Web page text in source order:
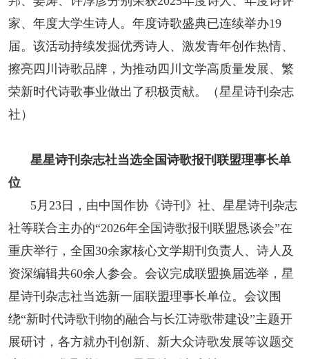
家、年度大学生诗人。年度诗歌盛典已连续举办19
届。该活动持续发掘优秀诗人、激发青年创作热情、
擦亮四川诗歌品牌，为推动四川文学高质量发展、繁
荣新时代诗歌事业做出了积极贡献。（星星诗刊杂志
社）
星星诗刊杂志社当选全国诗歌报刊联盟理事长单
位
5月23日，由中国作协《诗刊》社、星星诗刊杂志
社等联合主办的“2026年全国诗歌报刊联盟恳谈会”在
重庆举行，全国30余家核心文学期刊负责人、诗人及
资深编辑共60余人参会。会议完成联盟换届选举，星
星诗刊杂志社当选新一届联盟理事长单位。会议围
绕“新时代诗歌刊物的融合与长江诗歌带建设”主题开
展研讨，各方就办刊创新、新大众诗歌发展等议题交